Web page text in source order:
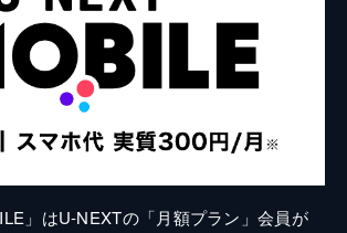
」はU-NEXTの「月額プラン」会員が